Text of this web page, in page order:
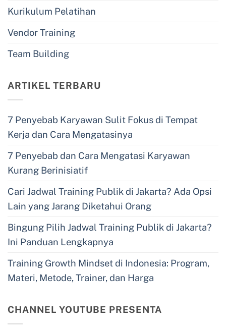
Kurikulum Pelatihan
Vendor Training
Team Building
ARTIKEL TERBARU
7 Penyebab Karyawan Sulit Fokus di Tempat
Kerja dan Cara Mengatasinya
7 Penyebab dan Cara Mengatasi Karyawan
Kurang Berinisiatif
Cari Jadwal Training Publik di Jakarta? Ada Opsi
Lain yang Jarang Diketahui Orang
Bingung Pilih Jadwal Training Publik di Jakarta?
Ini Panduan Lengkapnya
Training Growth Mindset di Indonesia: Program,
Materi, Metode, Trainer, dan Harga
CHANNEL YOUTUBE PRESENTA